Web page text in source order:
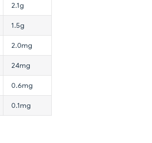
2.1g
1.5g
2.0mg
24mg
0.6mg
0.1mg